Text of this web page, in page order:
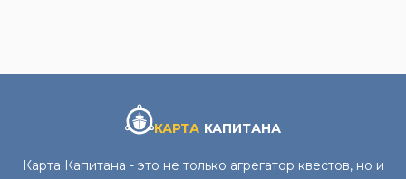
КАРТА КАПИТАНА
Карта Капитана - это не только агрегатор квестов, но и